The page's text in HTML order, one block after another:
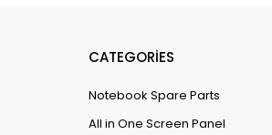
CATEGORİES
Notebook Spare Parts
All in One Screen Panel